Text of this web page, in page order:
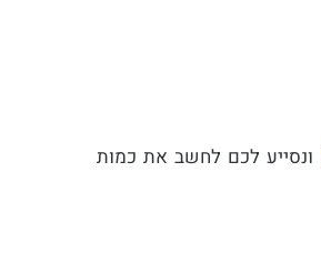
ונסייע לכם לחשב את כמות